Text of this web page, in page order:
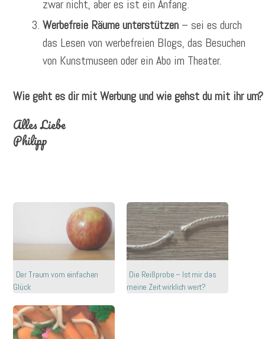
zwar nicht, aber es ist ein Anfang.
Werbefreie Räume unterstützen – sei es durch
das Lesen von werbefreien Blogs, das Besuchen
von Kunstmuseen oder ein Abo im Theater.
Wie geht es dir mit Werbung und wie gehst du mit ihr
Alles Liebe
Philipp
Der Traum vom einfachen
Glück
Die Reißprobe – Ist mir das
meine Zeit wirklich wert?